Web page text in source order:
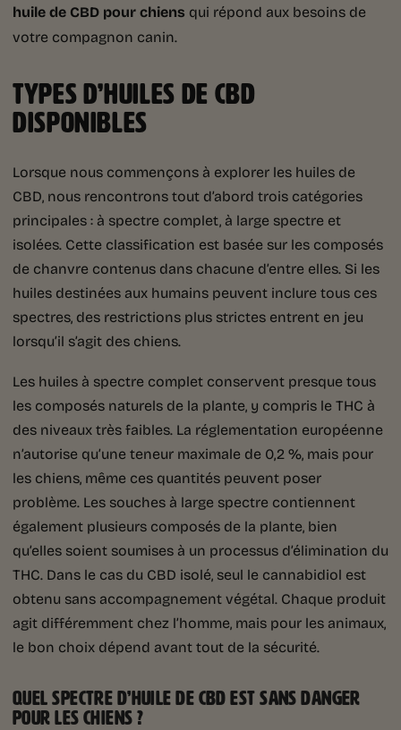
huile de CBD pour chiens qui répond aux besoins de
votre compagnon canin.
TYPES D’HUILES DE CBD
DISPONIBLES
Lorsque nous commençons à explorer les huiles de
CBD, nous rencontrons tout d’abord trois catégories
principales : à spectre complet, à large spectre et
isolées. Cette classification est basée sur les composés
de chanvre contenus dans chacune d’entre elles. Si les
huiles destinées aux humains peuvent inclure tous ces
spectres, des restrictions plus strictes entrent en jeu
lorsqu’il s’agit des chiens.
Les huiles à spectre complet conservent presque tous
les composés naturels de la plante, y compris le THC à
des niveaux très faibles. La réglementation européenne
n’autorise qu’une teneur maximale de 0,2 %, mais pour
les chiens, même ces quantités peuvent poser
problème. Les souches à large spectre contiennent
également plusieurs composés de la plante, bien
qu’elles soient soumises à un processus d’élimination du
THC. Dans le cas du CBD isolé, seul le cannabidiol est
obtenu sans accompagnement végétal. Chaque produit
agit différemment chez l’homme, mais pour les animaux,
le bon choix dépend avant tout de la sécurité.
QUEL SPECTRE D’HUILE DE CBD EST SANS DANGER
POUR LES CHIENS ?